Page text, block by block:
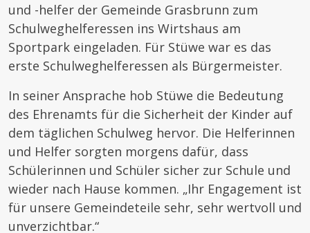
und -helfer der Gemeinde Grasbrunn zum
Schulweghelferessen ins Wirtshaus am
Sportpark eingeladen. Für Stüwe war es das
erste Schulweghelferessen als Bürgermeister.
In seiner Ansprache hob Stüwe die Bedeutung
des Ehrenamts für die Sicherheit der Kinder auf
dem täglichen Schulweg hervor. Die Helferinnen
und Helfer sorgten morgens dafür, dass
Schülerinnen und Schüler sicher zur Schule und
wieder nach Hause kommen. „Ihr Engagement ist
für unsere Gemeindeteile sehr, sehr wertvoll und
unverzichtbar.“